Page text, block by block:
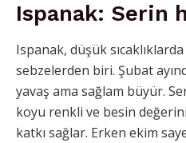
Ispanak: Serin
Ispanak, düşük
sebzelerden biri. Şubat
yavaş ama sağlam büyür.
koyu renkli ve besin
katkı sağlar. Erken ekim